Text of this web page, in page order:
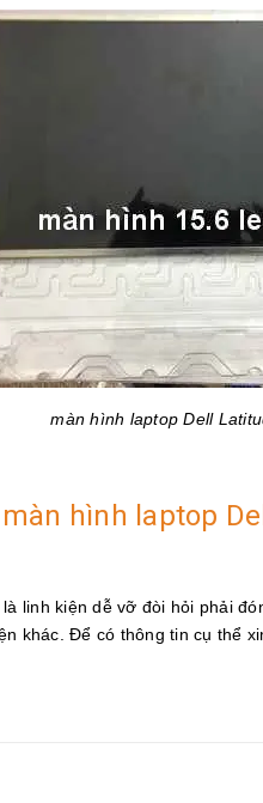
màn hình laptop Dell
hình laptop
là linh kiện dễ vỡ đòi hỏi phải
khác. Để có thông tin cụ thể